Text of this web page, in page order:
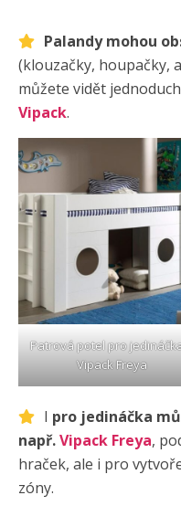
Palandy mohou
(klouzačky, houpačky,
můžete vidět
Vipack.
Patrová potel pro
Vipack Freya
I pro jedináčka
např.Vipack Freya,
hraček, ale i pro
zóny.